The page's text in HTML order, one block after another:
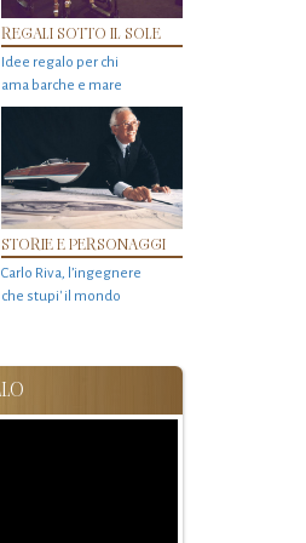
REGALI SOTTO IL SOLE
Idee regalo per chi
ama barche e mare
STORIE E PERSONAGGI
Carlo Riva, l’ingegnere
che stupi' il mondo